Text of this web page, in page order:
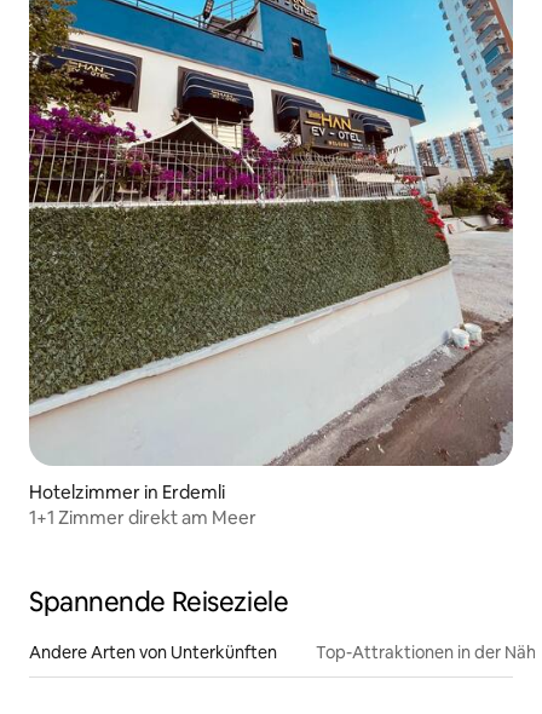
Hotelzimmer in Erdemli
1+1 Zimmer direkt am Meer
Spannende Reiseziele
Andere Arten von Unterkünften Top-Attraktionen in der